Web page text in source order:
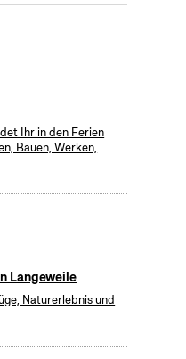
Ihr in den Ferien
Bauen, Werken,
Langeweile
Naturerlebnis und